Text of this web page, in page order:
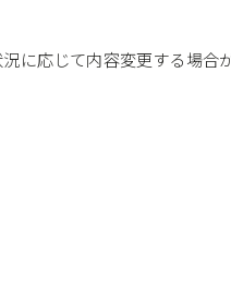
に応じて内容変更する場合